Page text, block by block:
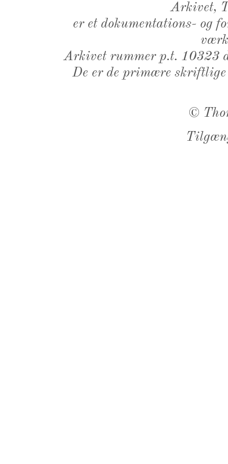
Arkivet,
er et dokumentations- og
Arkivet rummer p.t. 10323
De er de primære
©